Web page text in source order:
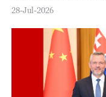
28-Jul-2026